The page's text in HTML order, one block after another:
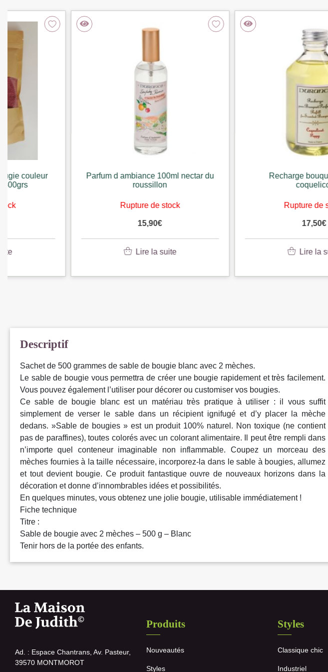
Parfum d ambiance 100ml nectar du
Recharge bouquet 250ml
Descriptif
Sachet de 500 grammes de sable de bougie blanc avec 2 mèches.
Le sable de bougie vous permettra de créer une bougie rapidement et très facilement.
Vous pouvez également l’utiliser pour décorer ou customiser vos bougies.
Ce sable de bougie blanc est un matériau très pratique à utiliser : il vous suffit
simplement de verser le sable dans un récipient ignifugé et d’y placer la mèche
dedans. »Sable de bougies » est un produit 100% naturel. Non toxique (ne contient
pas de paraffines), toutes colorés avec un colorant alimentaire. Il peut être rempli dans
n’importe quel conteneur imaginable non inflammable. Coupez un morceau des
mèches fournies à la taille nécessaire, incorporez-la dans le sable à bougies, allumez
et tout devient bougie. Ce produit fantastique ouvre de nouveaux horizons dans la
décoration et donne d’innombrables idées et possibilités.
En quelques minutes, vous obtenez une jolie bougie, utilisable immédiatement !
Fiche technique
Titre :
Sable de bougie avec 2 mèches – 500 g – Blanc
Tenir hors de la portée des enfants.
Ad. : Espace Chantrans, Av. Pasteur,
39570 MONTMOROT
Produits
Nouveautés
Styles
Styles
Classique chic
Industriel